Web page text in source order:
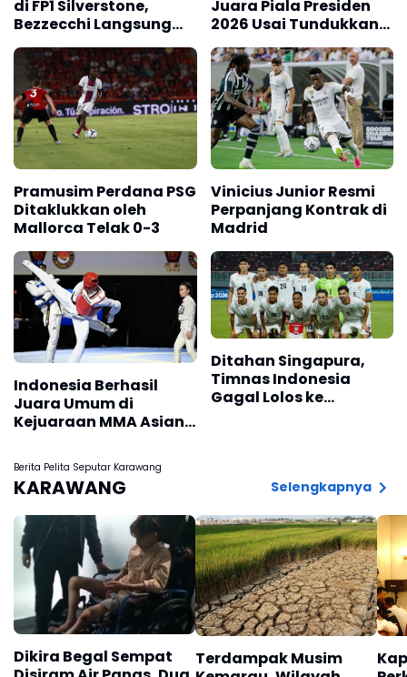
di FP1 Silverstone,
Bezzecchi Langsung
Juara Piala Presiden
2026 Usai Tundukkan
Adu Penalti
Pramusim Perdana PSG
Ditaklukkan oleh
Mallorca Telak 0-3
Vinicius Junior Resmi
Perpanjang Kontrak di
Madrid
Indonesia Berhasil
Juara Umum di
Kejuaraan MMA Asian
Ditahan Singapura,
Timnas Indonesia
Gagal Lolos ke
Berita Pelita Seputar Karawang
KARAWANG Selengkapnya
Dikira Begal Sempat
Terdampak Musim